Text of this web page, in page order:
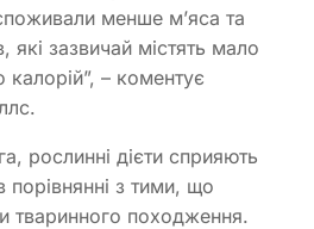
менше м’яса та
які зазвичай містять мало
калорій”, – коментує
рослинні дієти сприяють
порівнянні з тими, що
тваринного походження.